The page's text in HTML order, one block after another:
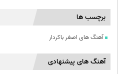
برچسب ها
آهنگ های اصغر باکردار
آهنگ های پیشنهادی